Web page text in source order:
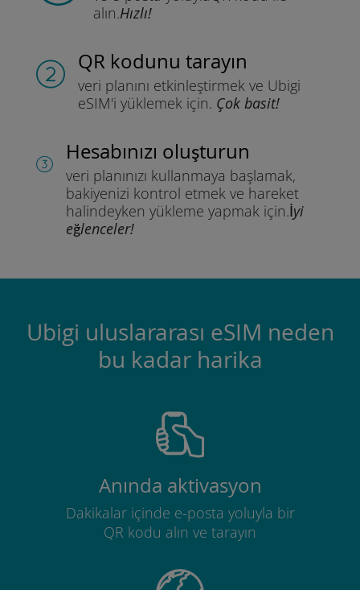
alın.Hızlı!
QR kodunu tarayın
veri planını etkinleştirmek ve Ubigi
eSIM'i yüklemek için. Çok basit!
Hesabınızı oluşturun
veri planınızı kullanmaya başlamak,
bakiyenizi kontrol etmek ve hareket
halindeyken yükleme yapmak için.İyi
eğlenceler!
Ubigi uluslararası eSIM neden
bu kadar harika
Anında aktivasyon
Dakikalar içinde e-posta yoluyla bir
QR kodu alın ve tarayın